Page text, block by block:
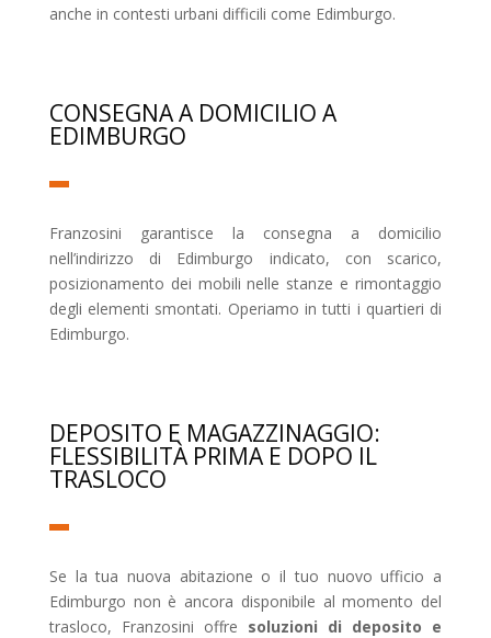
anche in contesti urbani difficili come Edimburgo.
CONSEGNA A DOMICILIO A
EDIMBURGO
Franzosini garantisce la consegna a domicilio
nell’indirizzo di Edimburgo indicato, con scarico,
posizionamento dei mobili nelle stanze e rimontaggio
degli elementi smontati. Operiamo in tutti i quartieri di
Edimburgo.
DEPOSITO E MAGAZZINAGGIO:
FLESSIBILITÀ PRIMA E DOPO IL
TRASLOCO
Se la tua nuova abitazione o il tuo nuovo ufficio a
Edimburgo non è ancora disponibile al momento del
trasloco, Franzosini offre soluzioni di deposito e